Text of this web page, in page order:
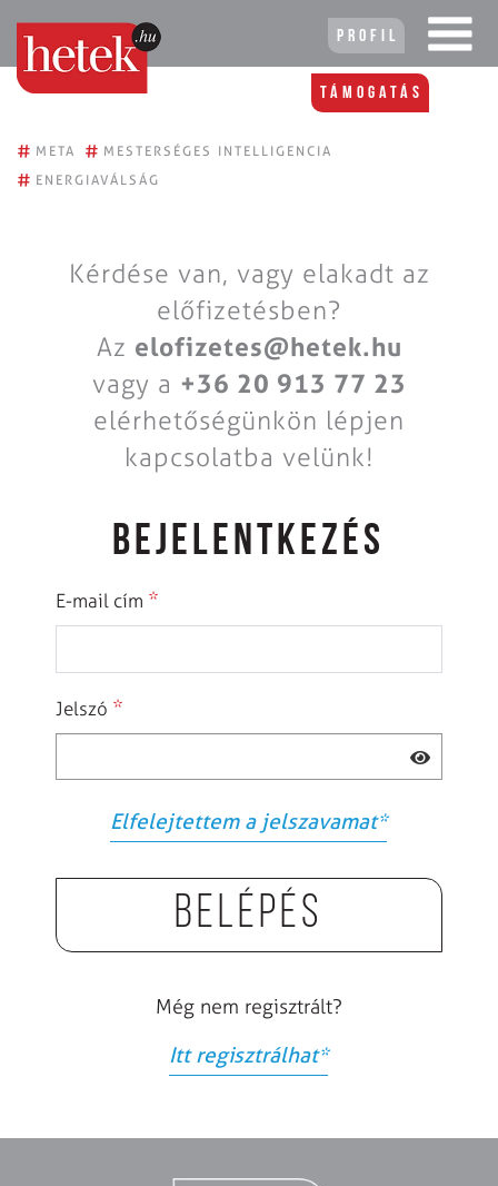
Profil
Támogatás
# META # MESTERSÉGES INTELLIGENCIA
# ENERGIAVÁLSÁG
Kérdése van, vagy elakadt az
előfizetésben?
Az elofizetes@hetek.hu
vagy a +36 20 913 77 23
elérhetőségünkön lépjen
kapcsolatba velünk!
BEJELENTKEZÉS
E-mail cím *
Jelszó *
Elfelejtettem a jelszavamat*
Belépés
Még nem regisztrált?
Itt regisztrálhat*